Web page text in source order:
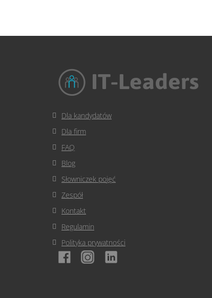
Dla kandydatów
Dla firm
FAQ
Blog
Słowniczek pojęć
Zespół
Kontakt
Regulamin
Polityka prywatności